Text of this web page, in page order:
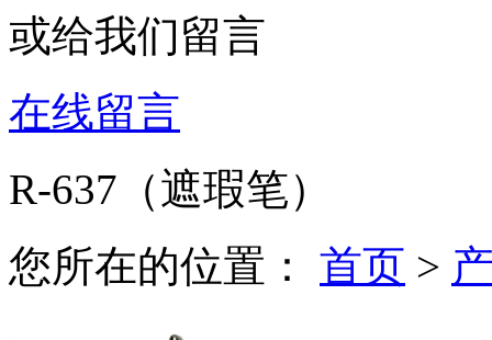
或给我们留言
在线留言
R-637（遮瑕笔）
您所在的位置： 首页 >